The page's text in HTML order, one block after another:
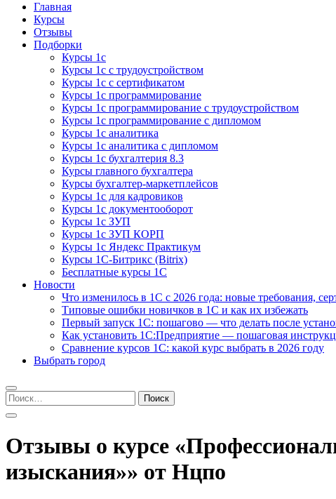
Курсы 1С
Курсы 1С официальная сертификация
Главная
Курсы
Отзывы
Подборки
Курсы 1с
Курсы 1с с трудоустройством
Курсы 1с с сертификатом
Курсы 1с программирование
Курсы 1с программирование с трудоустройством
Курсы 1с программирование с дипломом
Курсы 1с аналитика
Курсы 1с аналитика с дипломом
Курсы 1с бухгалтерия 8.3
Курсы главного бухгалтера
Курсы бухгалтер-маркетплейсов
Курсы 1с для кадровиков
Курсы 1с документооборот
Курсы 1с ЗУП
Курсы 1с ЗУП КОРП
Курсы 1с Яндекс Практикум
Курсы 1С-Битрикс (Bitrix)
Бесплатные курсы 1С
Новости
Что изменилось в 1С с 2026 года: новые требования,
Типовые ошибки новичков в 1С и как их избежать
Первый запуск 1С: пошагово — что делать после
Как установить 1С:Предприятие — пошаговая
Сравнение курсов 1С: какой курс выбрать в 2026 году
Выбрать город
Найти:
Отзывы о курсе
изыскания»» от Нцпо